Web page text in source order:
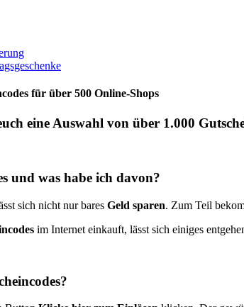
für über 500 Online-Shops
eine Auswahl von über 1.000
und was habe ich davon?
sich nicht nur bares Geld sparen. Zum Teil
im Internet einkauft, lässt sich einiges